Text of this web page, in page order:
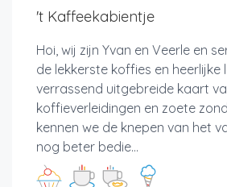
't Kaffeekabientje
Hoi, wij zijn Yvan en Veerle en
de lekkerste koffies en heerlijke
verrassend uitgebreide kaart
koffieverleidingen en zoete
kennen we de knepen van het
nog beter bedie...